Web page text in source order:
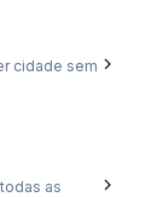
cidade sem
as